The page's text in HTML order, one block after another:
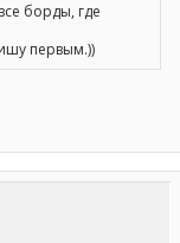
борды, где
первым.))